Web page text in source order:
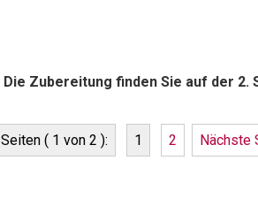
Die Zubereitung finden Sie auf der 2.
Seiten ( 1 von 2 ): 1 2 Nächste